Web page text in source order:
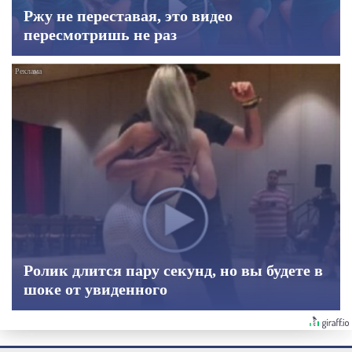
Ржу не переставая, это видео
пересмотришь не раз
Ролик длится пару секунд, но вы будете в
шоке от увиденного